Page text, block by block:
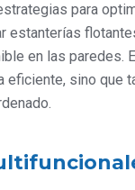
para
estanterías
en las paredes.
eficiente, sino que